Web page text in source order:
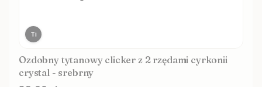
Ti
Ozdobny tytanowy clicker z 2 rzędami cyrkonii
crystal - srebrny